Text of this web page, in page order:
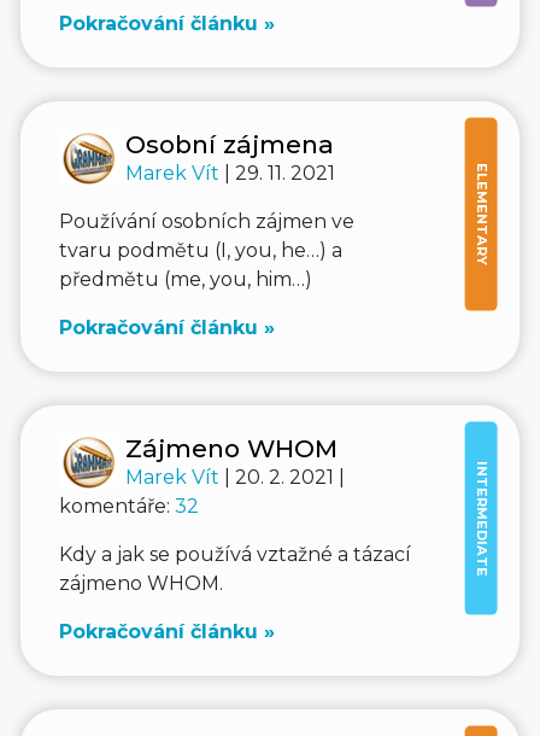
Pokračování článku »
ELEMENTARY
Osobní zájmena
Marek Vít | 29. 11. 2021
Používání osobních zájmen ve
tvaru podmětu (I, you, he…) a
předmětu (me, you, him…)
Pokračování článku »
INTERMEDIATE
Zájmeno WHOM
Marek Vít
| 20. 2. 2021 |
komentáře: 32
Kdy a jak se používá vztažné a tázací
zájmeno WHOM.
Pokračování článku »